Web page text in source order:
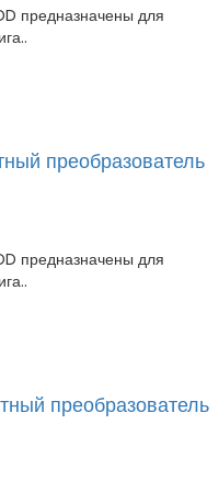
предназначены для
преобразователь
предназначены для
преобразователь